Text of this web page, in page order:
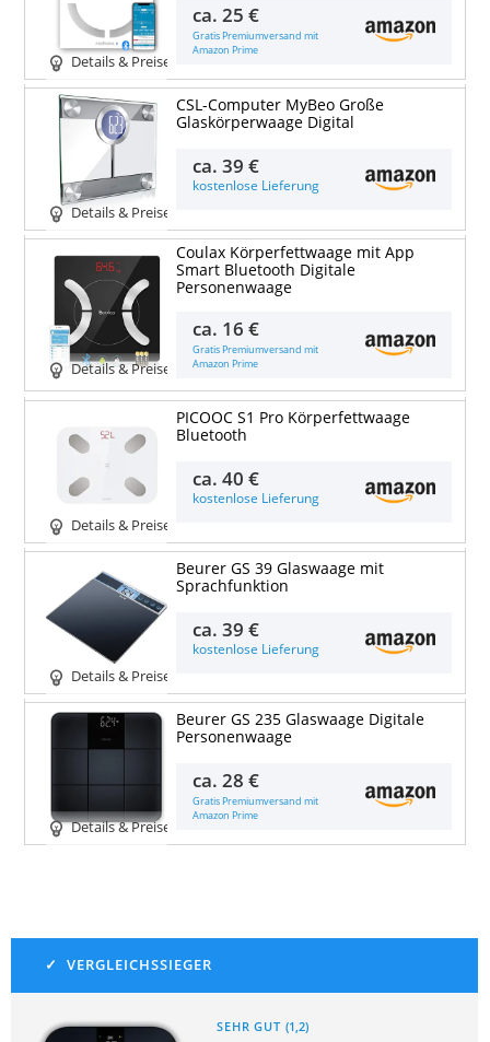
Details & Preise
ca.25 €
Gratis Premiumversand mit
Amazon Prime
Details & Preise
CSL-Computer MyBeo Große
Glaskörperwaage Digital
ca.39 €
kostenlose Lieferung
Details & Preise
Coulax Körperfettwaage mit App
Smart Bluetooth Digitale
Personenwaage
ca. 16 €
Gratis Premiumversand mit
Amazon Prime
Details & Preise
PICOOC S1 Pro Körperfettwaage
Bluetooth
ca.40 €
kostenlose Lieferung
Details & Preise
Beurer GS 39 Glaswaage mit
Sprachfunktion
ca.39 €
kostenlose Lieferung
Details & Preise
Beurer GS 235 Glaswaage Digitale
Personenwaage
ca.28 €
Gratis Premiumversand mit
Amazon Prime
SEHR GUT (1,2)